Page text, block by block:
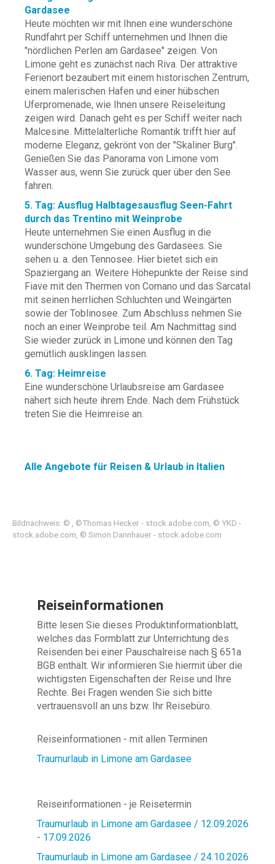
Gardasee
Heute möchten wir mit Ihnen eine wunderschöne
Rundfahrt per Schiff unternehmen und Ihnen die
"nördlichen Perlen am Gardasee" zeigen. Von
Limone geht es zunächst nach Riva. Der attraktive
Ferienort bezaubert mit einem historischen Zentrum,
einem malerischen Hafen und einer hübschen
Uferpromenade, wie Ihnen unsere Reiseleitung
zeigen wird. Danach geht es per Schiff weiter nach
Malcesine. Mittelalterliche Romantik trifft hier auf
moderne Eleganz, gekrönt von der "Skaliner Burg".
Genießen Sie das Panorama von Limone vom
Wasser aus, wenn Sie zurück quer über den See
fahren.
5. Tag: Ausflug Halbtagesausflug Seen-Fahrt
durch das Trentino mit Weinprobe
Heute unternehmen Sie einen Ausflug in die
wunderschöne Umgebung des Gardasees. Sie
sehen u. a. den Tennosee. Hier bietet sich ein
Spaziergang an. Weitere Höhepunkte der Reise sind
Fiave mit den Thermen von Comano und das Sarcatal
mit seinen herrlichen Schluchten und Weingärten
sowie der Toblinosee. Zum Abschluss nehmen Sie
noch an einer Weinprobe teil. Am Nachmittag sind
Sie wieder zurück in Limone und können den Tag
gemütlich ausklingen lassen.
6. Tag: Heimreise
Eine wunderschöne Urlaubsreise am Gardasee
nähert sich heute ihrem Ende. Nach dem Frühstück
treten Sie die Heimreise an.
Alle Angebote für Reisen & Urlaub in Italien
Bildnachweis: © , ©Thomas Hecker - stock.adobe.com, © YKD -
stock.adobe.com, © Simon Dannhauer - stock.adobe.com
Reiseinformationen
Bitte lesen Sie dieses Produktinformationblatt,
welches das Formblatt zur Unterrichtung des
Reisenden bei einer Pauschalreise nach § 651a
BGB enthält. Wir informieren Sie hiermit über die
wichtigsten Eigenschaften der Reise und Ihre
Rechte. Bei Fragen wenden Sie sich bitte
vertrauensvoll an uns bzw. Ihr Reisebüro.
Reiseinformationen - mit allen Terminen
Traumurlaub in Limone am Gardasee
Reiseinformationen - je Reisetermin
Traumurlaub in Limone am Gardasee / 12.09.2026
- 17.09.2026
Traumurlaub in Limone am Gardasee / 24.10.2026